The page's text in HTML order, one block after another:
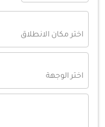
اختر مكان الانطلاق
اختر الوجهة